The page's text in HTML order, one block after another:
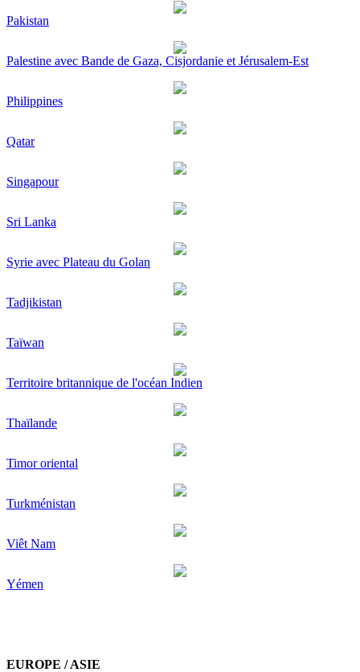
Pakistan
Palestine avec Bande de Gaza, Cisjordanie et Jérusalem-Est
Philippines
Qatar
Singapour
Sri Lanka
Syrie avec Plateau du Golan
Tadjikistan
Taïwan
Territoire britannique de l'océan Indien
Thaïlande
Timor oriental
Turkménistan
Viêt Nam
Yémen
EUROPE / ASIE